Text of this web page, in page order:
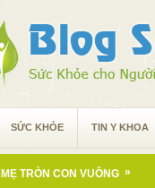
SỨC KHỎE TIN Y KHOA
MẸ TRÒN CON VUÔNG »